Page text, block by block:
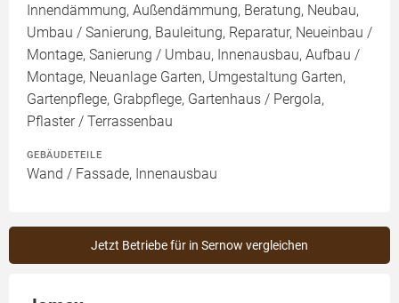
Innendämmung, Außendämmung, Beratung, Neubau,
Umbau / Sanierung, Bauleitung, Reparatur, Neueinbau /
Montage, Sanierung / Umbau, Innenausbau, Aufbau /
Montage, Neuanlage Garten, Umgestaltung Garten,
Gartenpflege, Grabpflege, Gartenhaus / Pergola,
Pflaster / Terrassenbau
GEBÄUDETEILE
Wand / Fassade, Innenausbau
Jetzt Betriebe für in Sernow vergleichen